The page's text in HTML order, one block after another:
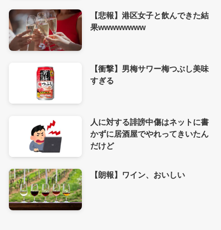
【悲報】港区女子と飲んできた結
果wwwwwwww
【衝撃】男梅サワー梅つぶし美味
すぎる
人に対する誹謗中傷はネットに書
かずに居酒屋でやれってきいたん
だけど
【朗報】ワイン、おいしい